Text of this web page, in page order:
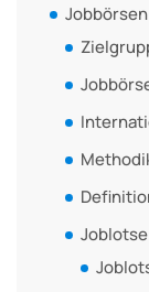
Jobbörsen
Joblotse